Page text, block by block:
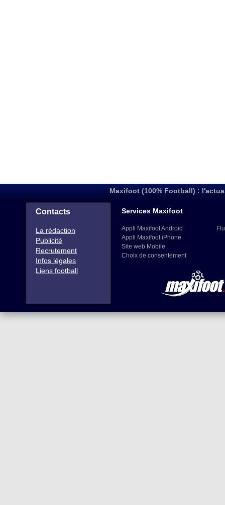
Maxifoot (100% Football) :
Contacts
La rédaction
Publicité
Recrutement
Infos légales
Liens football
Services Maxifoot
Appli Maxifoot Android
Appli Maxifoot iPhone
Site web Mobile
Choix de consentement